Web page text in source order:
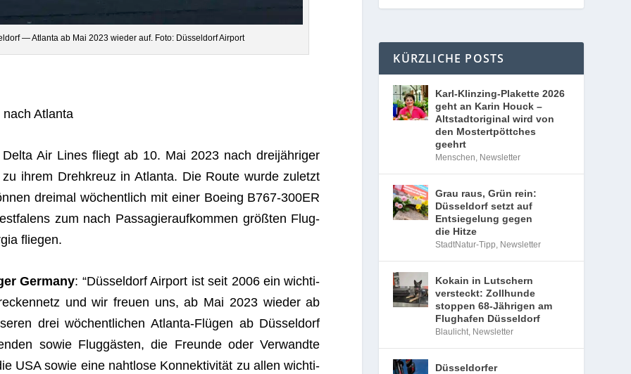
— Atlanta ab Mai 2023 wie­der auf. Foto: Düs­sel­dorf Airport
Atlanta
Air Lines fliegt ab 10. Mai 2023 nach drei­jäh­ri­ger
ihrem Dreh­kreuz in Atlanta. Die Route wurde zuletzt
drei­mal wöchent­lich mit einer Boe­ing B767-300ER
zum nach Pas­sa­gier­auf­kom­men größ­ten Flug­
fliegen.
Ger­many: “Düs­sel­dorf Air­port ist seit 2006 ein wich­ti­
und wir freuen uns, ab Mai 2023 wie­der ab
drei wöchent­li­chen Atlanta-Flü­gen ab Düs­sel­dorf
sowie Flug­gäs­ten, die Freunde oder Ver­wandte
USA sowie eine naht­lose Kon­nek­ti­vi­tät zu allen wich­ti­
KÜRZLICHE POSTS
Karl-Klinzing-Plakette 2026
geht an Karin Houck –
Altstadtoriginal wird von
den Mostertpöttches
geehrt
Menschen, Newsletter
Grau raus, Grün rein:
Düsseldorf setzt auf
Entsiegelung gegen
die Hitze
StadtNatur-Tipp, Newsletter
Kokain in Lutschern
versteckt: Zollhunde
stoppen 68-Jährigen am
Flughafen Düsseldorf
Blaulicht, Newsletter
Düsseldorfer